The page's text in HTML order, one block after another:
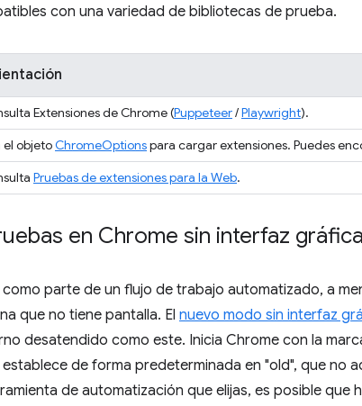
con una variedad de bibliotecas de prueba.
Extensiones de Chrome (Puppeteer/Playwright).
el objetoChromeOptionspara cargar extensiones. Puedes
Pruebas de extensiones para la Web.
en Chrome sin interfaz gráfica
parte de un flujo de trabajo automatizado, a
que no tiene pantalla. El nuevo modo sin interfaz
desatendido como este. Inicia Chrome con la
de forma predeterminada en "old", que no
de automatización que elijas, es posible que